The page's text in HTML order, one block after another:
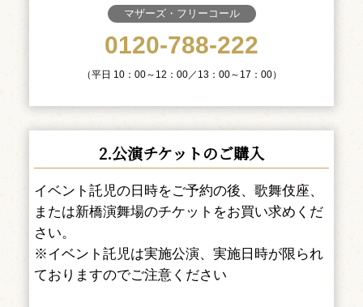
マザーズ・フリーコール
0120-788-222
（平日 10：00～12：00／13：00～17：00）
2.公演チケットのご購入
イベント託児の日時をご予約の後、歌舞伎座、
または新橋演舞場のチケットをお買い求めくだ
さい。
※イベント託児は実施公演、実施日時が限られ
ておりますのでご注意ください